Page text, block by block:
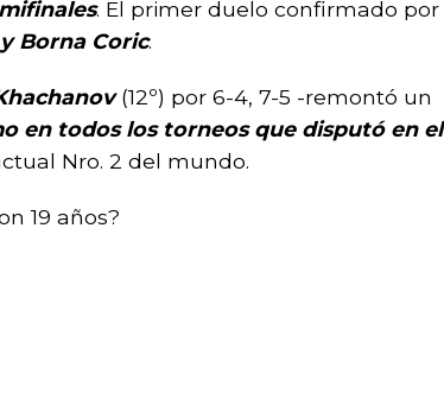
. El primer duelo confirmado por
Borna Coric.
(12º) por 6-4, 7-5 -remontó un
en todos los torneos que disputó en el
Nro. 2 del mundo.
19 años?